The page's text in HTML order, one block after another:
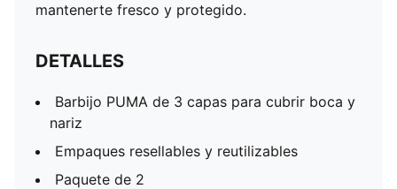
mantenerte fresco y protegido.
DETALLES
Barbijo PUMA de 3 capas para cubrir boca y
nariz
Empaques resellables y reutilizables
Paquete de 2